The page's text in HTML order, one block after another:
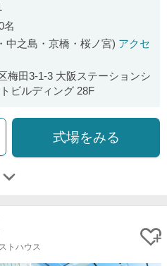
ミ評価
名
中之島・京橋・桜ノ宮) アクセ
梅田3-1-3 大阪ステーションシ
ビルディング 28F
式場をみる
トハウス